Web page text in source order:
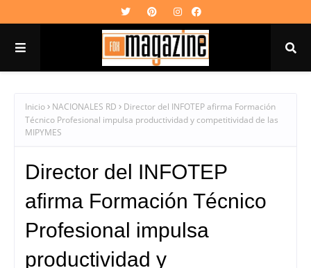
Inicio NACIONALES RD
Director del INFOTEP afirma Formación
Técnico Profesional impulsa productividad y competitividad de las
MIPYMES
Director del INFOTEP
afirma Formación Técnico
Profesional impulsa
productividad y